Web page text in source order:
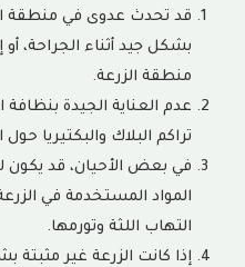
قد تحدث عدوى في منطقة
بشكل جيد أثناء الجراحة، أو
منطقة الزرعة.
عدم العناية الجيدة بنظافة
تراكم البلاك والبكتيريا
في بعض الأحيان، قد
المواد المستخدمة في
التهاب اللثة وتورمها.
إذا كانت الزرعة غير مثبتة